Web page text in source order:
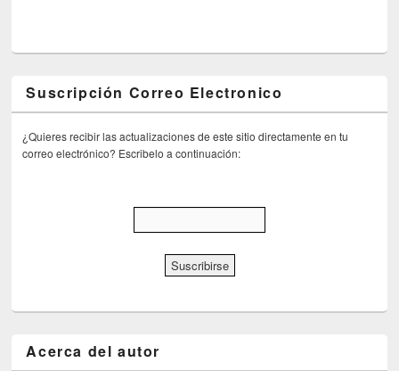
Suscripción Correo Electronico
¿Quieres recibir las actualizaciones de este sitio directamente en tu
correo electrónico? Escribelo a continuación:
Acerca del autor